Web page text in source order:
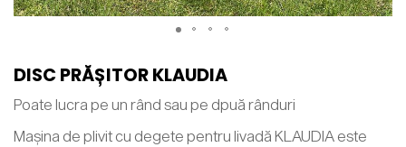
DISC PRĂȘITOR KLAUDIA
Poate lucra pe un rând sau pe dpuă rânduri
Mașina de plivit cu degete pentru livadă KLAUDIA este